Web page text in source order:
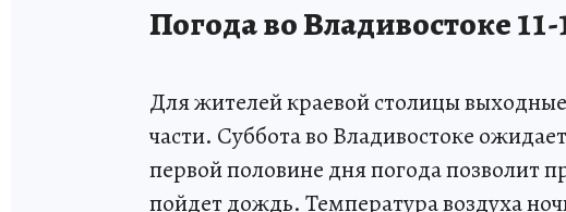
Погода во Владивостоке 11-
Для жителей краевой столицы
части. Суббота во Владивостоке
первой половине дня погода позволит
пойдет дождь. Температура воздуха